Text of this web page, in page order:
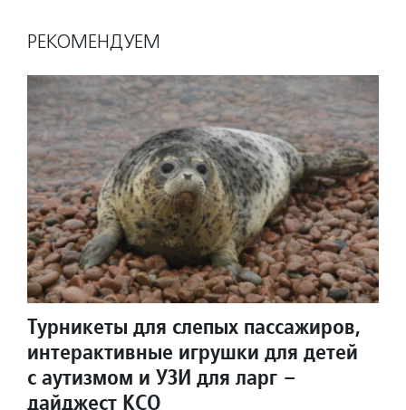
РЕКОМЕНДУЕМ
Турникеты для слепых пассажиров,
интерактивные игрушки для детей
с аутизмом и УЗИ для ларг –
дайджест КСО